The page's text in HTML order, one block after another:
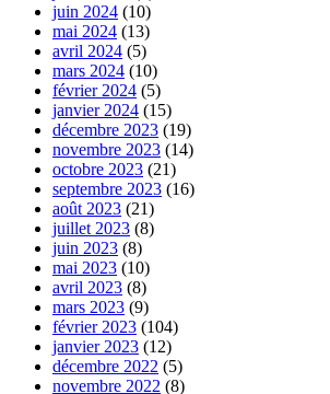
juin 2024 (10)
mai 2024 (13)
avril 2024 (5)
mars 2024 (10)
février 2024 (5)
janvier 2024 (15)
décembre 2023 (19)
novembre 2023 (14)
octobre 2023 (21)
septembre 2023 (16)
août 2023 (21)
juillet 2023 (8)
juin 2023 (8)
mai 2023 (10)
avril 2023 (8)
mars 2023 (9)
février 2023 (104)
janvier 2023 (12)
décembre 2022 (5)
novembre 2022 (8)